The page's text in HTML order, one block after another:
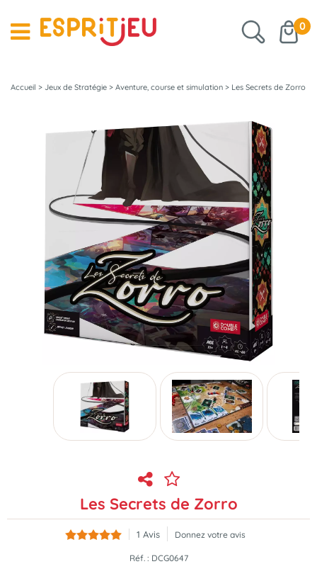
0
Accueil > Jeux de Stratégie > Aventure, course et simulation > Les Secrets de Zorro
Les Secrets de Zorro
1 Avis Donnez votre avis
Réf. : DCG0647